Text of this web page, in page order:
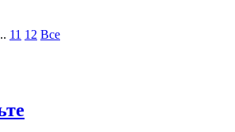
11 12 Все